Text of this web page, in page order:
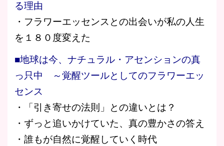
る理由
・フラワーエッセンスとの出会いが私の人生
を１８０度変えた
■地球は今、ナチュラル・アセンションの真
っ只中 ～覚醒ツールとしてのフラワーエッ
センス
・「引き寄せの法則」との違いとは？
・ずっと追いかけていた、真の豊かさの答え
・誰もが自然に覚醒していく時代